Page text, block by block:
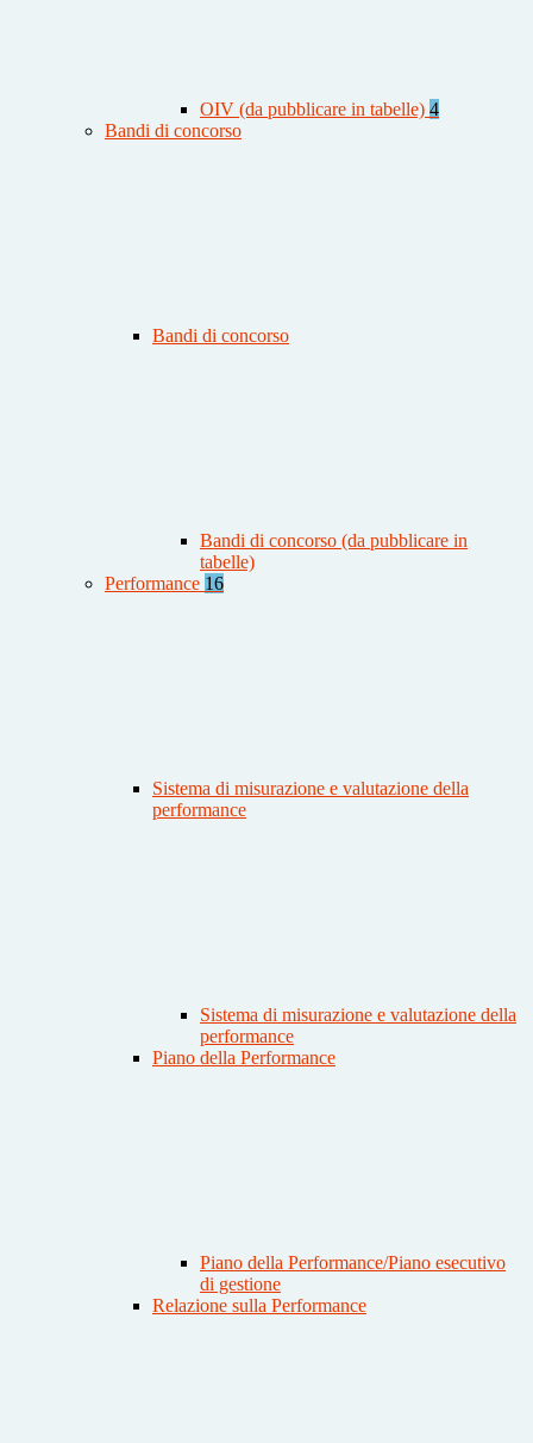
OIV (da pubblicare in tabelle) 4
Bandi di concorso
Bandi di concorso
Bandi di concorso (da pubblicare in
tabelle)
Performance 16
Sistema di misurazione e valutazione della
performance
Sistema di misurazione e valutazione della
performance
Piano della Performance
Piano della Performance/Piano esecutivo
di gestione
Relazione sulla Performance